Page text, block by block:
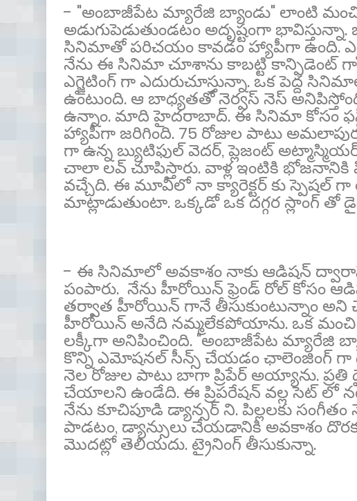
- "అంబాజీపేట మ్యారేజి బ్యాండు" లాంటి
అడుగుపెడుతుండటం అదృష్టంగా
సినిమాతో పరిచయం కావడం హ్యాపీగా ఉంది.
నేను ఈ సినిమా చూశాను కాబట్టి కాన్ఫిడెంట్
ఎగ్జైటింగ్ గా ఎదురుచూస్తున్నా. ఒక పెద్ద
ఉంటుంది. ఆ బాధ్యతతో నెర్వస్ నెస్
ఉన్నాం. మాది హైదరాబాద్. ఈ సినిమా కోసం
హ్యాపీగా జరిగింది. 75 రోజుల పాటు
గా ఉన్న బ్యుటిఫుల్ వెదర్, ప్లెజంట్
చాలా లవ్ చూపిస్తారు. వాళ్ల ఇంటికి భోజనానికి
వచ్చేది. ఈ మూవీలో నా క్యారెక్టర్ కు
మాట్లాడుతుంటా. ఒక్కడో ఒక దగ్గర స్లాంగ్ తో
- ఈ సినిమాలో అవకాశం నాకు ఆడిషన్
పంపారు. నేను హీరోయిన్ ఫ్రెండ్ రోల్ కోసం
తర్వాత హీరోయిన్ గానే తీసుకుంటున్నాం అని
హీరోయిన్ అనేది నమ్మలేకపోయాను. ఒక మంచి
లక్కీగా అనిపించింది. "అంబాజీపేట మ్యారేజి
కొన్ని ఎమోషనల్ సీన్స్ చేయడం ఛాలెంజింగ్ గా
నెల రోజుల పాటు బాగా ప్రిపేర్ అయ్యాను. ప్రతి
చేయాలని ఉండేది. ఈ ప్రిపరేషన్ వల్ల సెట్ లో
నేను కూచిపూడి డ్యాన్సర్ ని. పిల్లలకు
పాడటం, డ్యాన్సులు చేయడానికి అవకాశం
మొదట్లో తెలియదు. ట్రైనింగ్ తీసుకున్నా.